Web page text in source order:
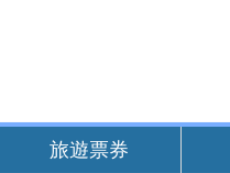
旅遊票券